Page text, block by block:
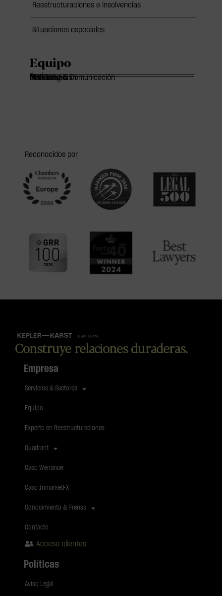
Reestructuraciones e insolvencias
Situaciones especiales
Equipo
Socios
Of Counsels
Asociados
Marketing & Comunicación
Administración
Reconocidos por
Construye relaciones duraderas.
Empresa
Servicios & Sectores
Equipo
Experto en Reestructuraciones
Quadrant
Caso Wenance
Caso InmarketFX
Conocimiento & Prensa
Contacto
Acceso clientes
Políticas
Aviso Legal